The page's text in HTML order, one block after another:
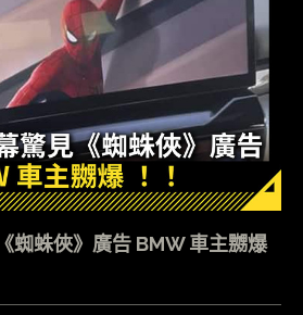
蜘蛛俠》廣告 BMW 車主嬲爆